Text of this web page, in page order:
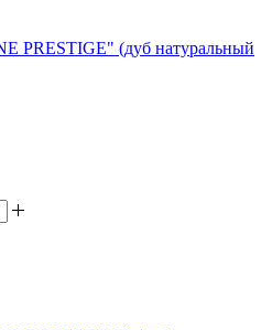
PRESTIGE" (дуб натуральный